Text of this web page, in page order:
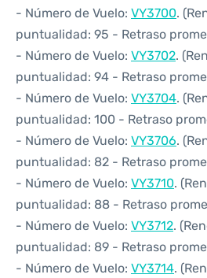
- Número de Vuelo: VY3700.
puntualidad: 95 - Retraso
- Número de Vuelo: VY3702.
puntualidad: 94 - Retraso
- Número de Vuelo: VY3704.
puntualidad: 100 - Retraso
- Número de Vuelo: VY3706.
puntualidad: 82 - Retraso
- Número de Vuelo: VY3710.
puntualidad: 88 - Retraso
- Número de Vuelo: VY3712.
puntualidad: 89 - Retraso
- Número de Vuelo: VY3714.